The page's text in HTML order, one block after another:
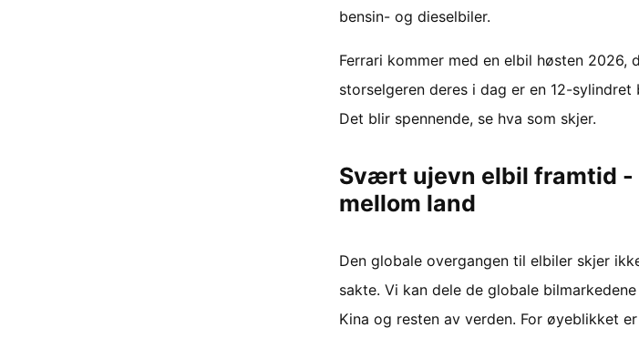
bensin- og dieselbiler.
Ferrari kommer med en elbil høsten 2026,
storselgeren deres i dag er en 12-
Det blir spennende, se hva som skjer.
Svært ujevn elbil framtid
mellom land
Den globale overgangen til elbiler skjer
sakte. Vi kan dele de globale
Kina og resten av verden. For øyeblikket